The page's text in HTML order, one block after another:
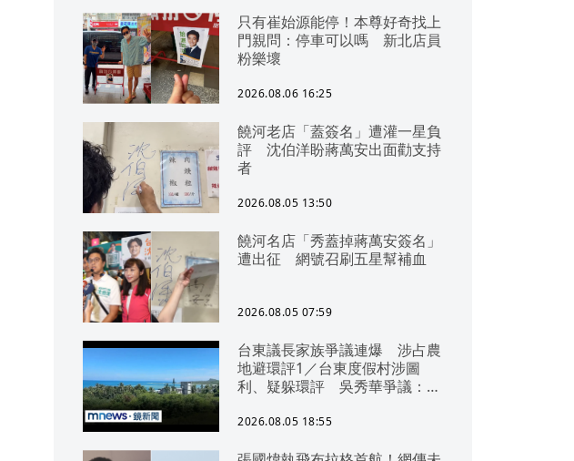
只有崔始源能停！本尊好奇找上
門親問：停車可以嗎 新北店員
粉樂壞
2026.08.06 16:25
饒河老店「蓋簽名」遭灌一星負
評 沈伯洋盼蔣萬安出面勸支持
者
2026.08.05 13:50
饒河名店「秀蓋掉蔣萬安簽名」
遭出征 網號召刷五星幫補血
2026.08.05 07:59
台東議長家族爭議連爆 涉占農
地避環評1／台東度假村涉圖
利、疑躲環評 吳秀華爭議：概
2026.08.05 18:55